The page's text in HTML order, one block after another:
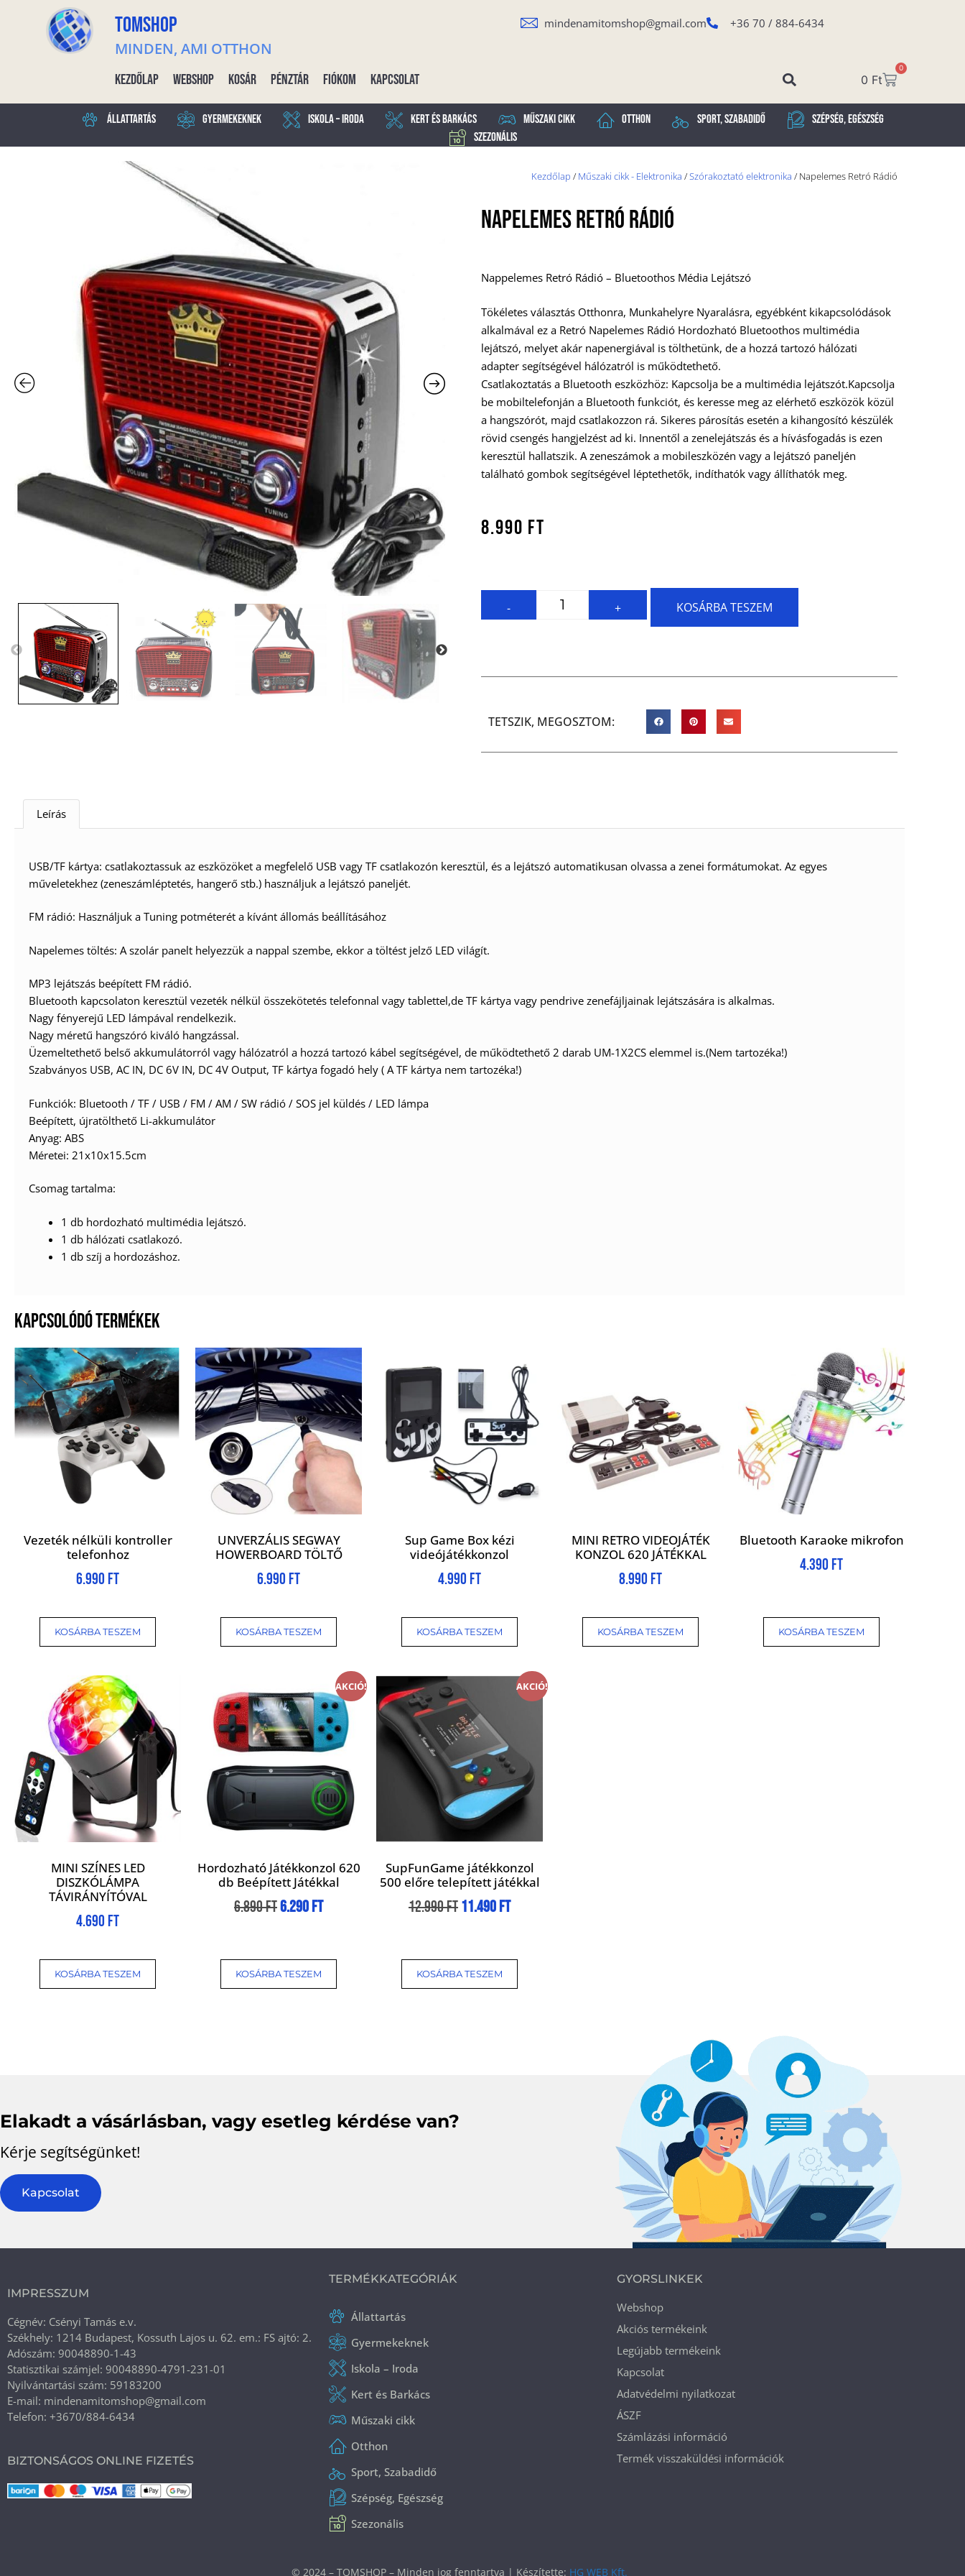
TOMSHOP
MINDEN, AMI OTTHON
mindenamitomshop@gmail.com +36 70 / 884-6434
Kezdőlap Webshop Kosár Pénztár Fiókom Kapcsolat 0 Ft
0
Állattartás Gyermekeknek Iskola – Iroda Kert és Barkács Műszaki cikk Otthon Sport, Szabadidő
Szépség, Egészség
Szezonális
Kezdőlap / Műszaki cikk - Elektronika /Szórakoztató elektronika / Napelemes Retró Rádió
Napelemes Retró Rádió
Nappelemes Retró Rádió – Bluetoothos Média Lejátszó
Tökéletes választás Otthonra, Munkahelyre Nyaralásra, egyébként kikapcsolódások
alkalmával ez a Retró Napelemes Rádió Hordozható Bluetoothos multimédia
lejátszó, melyet akár napenergiával is tölthetünk, de a hozzá tartozó hálózati
adapter segítségével hálózatról is működtethető.
Csatlakoztatás a Bluetooth eszközhöz: Kapcsolja be a multimédia lejátszót.Kapcsolja
be mobiltelefonján a Bluetooth funkciót, és keresse meg az elérhető eszközök közül
a hangszórót, majd csatlakozzon rá. Sikeres párosítás esetén a kihangosító készülék
rövid csengés hangjelzést ad ki. Innentől a zenelejátszás és a hívásfogadás is ezen
keresztül hallatszik. A zeneszámok a mobileszközén vagy a lejátszó paneljén
található gombok segítségével léptethetők, indíthatók vagy állíthatók meg.
8.990 Ft
- + KOSÁRBA TESZEM
TETSZIK, MEGOSZTOM:
Leírás
USB/TF kártya: csatlakoztassuk az eszközöket a megfelelő USB vagy TF csatlakozón keresztül, és a lejátszó automatikusan olvassa a zenei formátumokat. Az egyes
műveletekhez (zeneszámléptetés, hangerő stb.) használjuk a lejátszó paneljét.
FM rádió: Használjuk a Tuning potméterét a kívánt állomás beállításához
Napelemes töltés: A szolár panelt helyezzük a nappal szembe, ekkor a töltést jelző LED világít.
MP3 lejátszás beépített FM rádió.
Bluetooth kapcsolaton keresztül vezeték nélkül összekötetés telefonnal vagy tablettel,de TF kártya vagy pendrive zenefájljainak lejátszására is alkalmas.
Nagy fényerejű LED lámpával rendelkezik.
Nagy méretű hangszóró kiváló hangzással.
Üzemeltethető belső akkumulátorról vagy hálózatról a hozzá tartozó kábel segítségével, de működtethető 2 darab UM-1X2CS elemmel is.(Nem tartozéka!)
Szabványos USB, AC IN, DC 6V IN, DC 4V Output, TF kártya fogadó hely ( A TF kártya nem tartozéka!)
Funkciók: Bluetooth / TF / USB / FM / AM / SW rádió / SOS jel küldés / LED lámpa
Beépített, újratölthető Li-akkumulátor
Anyag: ABS
Méretei: 21x10x15.5cm
Csomag tartalma:
1 db hordozható multimédia lejátszó.
1 db hálózati csatlakozó.
1 db szíj a hordozáshoz.
KAPCSOLÓDÓ TERMÉKEK
Vezeték nélküli kontroller
telefonhoz
6.990 Ft
KOSÁRBA TESZEM
UNVERZÁLIS SEGWAY
HOWERBOARD TÖLTŐ
6.990 Ft
KOSÁRBA TESZEM
Sup Game Box kézi
videójátékkonzol
4.990 Ft
KOSÁRBA TESZEM
MINI RETRO VIDEOJÁTÉK
KONZOL 620 JÁTÉKKAL
8.990 Ft
KOSÁRBA TESZEM
Bluetooth Karaoke mikrofon
4.390 Ft
KOSÁRBA TESZEM
MINI SZÍNES LED
DISZKÓLÁMPA
TÁVIRÁNYÍTÓVAL
4.690 Ft
KOSÁRBA TESZEM
AKCIÓ!
Hordozható Játékkonzol 620
db Beépített Játékkal
6.890Ft6.290Ft
KOSÁRBA TESZEM
AKCIÓ!
SupFunGame játékkonzol
500 előre telepített játékkal
12.990Ft11.490Ft
KOSÁRBA TESZEM
Elakadt a vásárlásban, vagy esetleg kérdése van?
Kérje segítségünket!
Kapcsolat
IMPRESSZUM
Cégnév: Csényi Tamás e.v.
Székhely: 1214 Budapest, Kossuth Lajos u. 62. em.: FS ajtó: 2.
Adószám: 90048890-1-43
Statisztikai számjel: 90048890-4791-231-01
Nyilvántartási szám: 59183200
E-mail: mindenamitomshop@gmail.com
Telefon: +3670/884-6434
BIZTONSÁGOS ONLINE FIZETÉS
TERMÉKKATEGÓRIÁK
Állattartás
Gyermekeknek
Iskola – Iroda
Kert és Barkács
Műszaki cikk
Otthon
Sport, Szabadidő
Szépség, Egészség
Szezonális
GYORSLINKEK
Webshop
Akciós termékeink
Legújabb termékeink
Kapcsolat
Adatvédelmi nyilatkozat
ÁSZF
Számlázási információ
Termék visszaküldési információk
© 2024 – TOMSHOP – Minden jog fenntartva | Készítette: HG WEB Kft.